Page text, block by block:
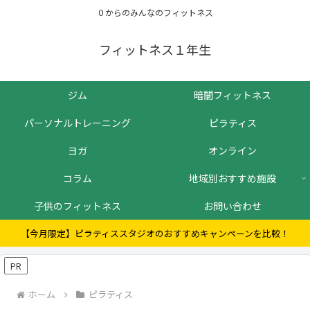
０からのみんなのフィットネス
フィットネス１年生
ジム
暗闇フィットネス
パーソナルトレーニング
ピラティス
ヨガ
オンライン
コラム
地域別おすすめ施設
子供のフィットネス
お問い合わせ
【今月限定】ピラティススタジオのおすすめキャンペーンを比較！
PR
ホーム ピラティス